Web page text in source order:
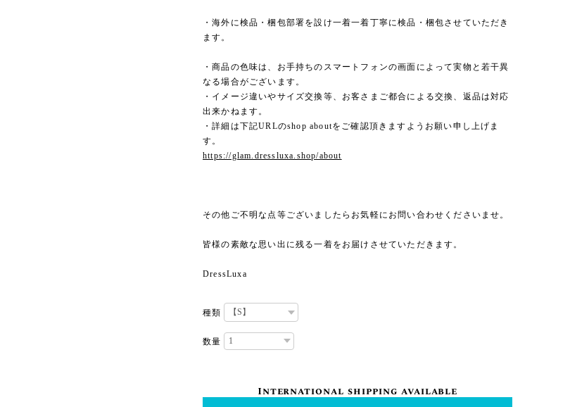
・海外に検品・梱包部署を設け一着一着丁寧に検品・梱包させていただき
ます。
・商品の色味は、お手持ちのスマートフォンの画面によって実物と若干異
なる場合がございます。
・イメージ違いやサイズ交換等、お客さまご都合による交換、返品は対応
出来かねます。
・詳細は下記URLのshop aboutをご確認頂きますようお願い申し上げま
す。
https://glam.dressluxa.shop/about
その他ご不明な点等ございましたらお気軽にお問い合わせくださいませ。
皆様の素敵な思い出に残る一着をお届けさせていただきます。
DressLuxa
種類
数量
International shipping available